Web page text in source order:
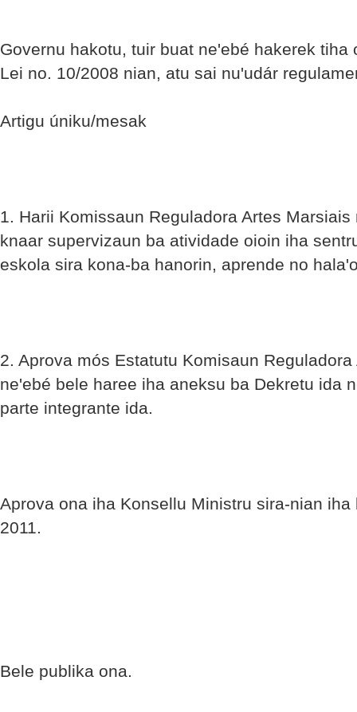
Governu hakotu, tuir buat ne'ebé hakerek tiha
Lei no. 10/2008 nian, atu sai nu'udár
Artigu úniku/mesak
1. Harii Komissaun Reguladora Artes
knaar supervizaun ba atividade oioin iha
eskola sira kona-ba hanorin, aprende no
2. Aprova mós Estatutu Komisaun
ne'ebé bele haree iha aneksu ba Dekretu ida
parte integrante ida.
Aprova ona iha Konsellu Ministru sira-nian
2011.
Bele publika ona.